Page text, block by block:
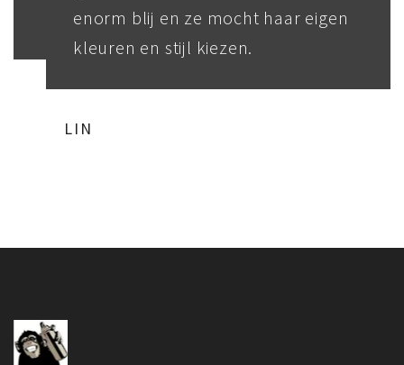
enorm blij en ze mocht haar eigen
kleuren en stijl kiezen.